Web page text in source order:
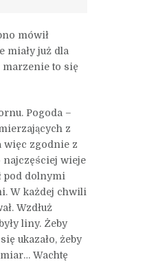
mówił
miały już dla
marzenie to się
Pogoda –
z
więc zgodnie z
wieje
pod dolnymi
W każdej chwili
Wzdłuż
liny. Żeby
ukazało, żeby
Wachtę